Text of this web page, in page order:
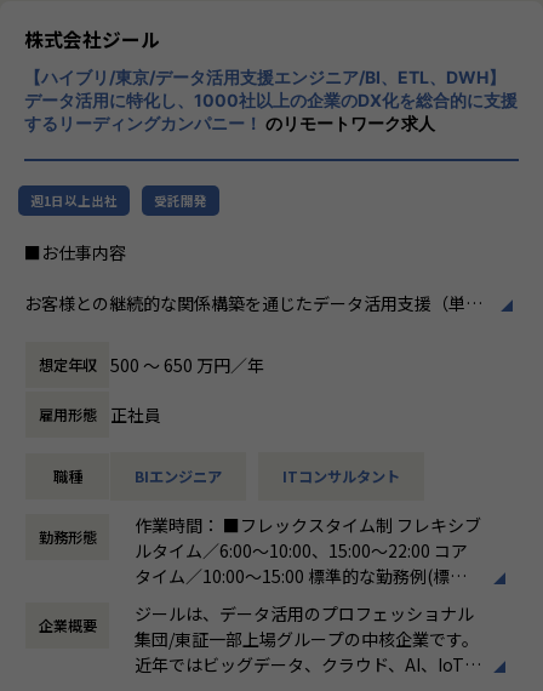
・顧客と「共に事業を創る」経験ができる
-単発案件ではなく、中長期視点で顧客のビジネス成長に
関与できます。
・大手企業の意思決定層と直接対峙できる
・裁量の大きいアカウント経営に近い役割
で関われます。
-データ領域の専門開発は不要。PM・ビジネス視点を活か
・セカンドキャリアとしてのフィット
-ラインマネジメント経験を活かしつつ、再び顧客最前線で
価値発揮が可能です。
■組織紹介（アカウントマネジメント室について）
ライズ企業）に対して、中長期的なビジネス価値創出を担う
単なるプロジェクト遂行に留まらず、顧客の経営・事業課題
に深く入り込み、「共に事業を創るパートナー」として伴走
します。
営業・データエンジニア・コンサルタントと密に連携しなが
ズに応えるため、私たちは「プロフェッショ
ナルサービスの大衆化」をミッションとして
掲げております。高い専門性を持った技術
力、深い経験から得られた多様性のある高度
な分析力をハイクオリティ＆ローコストで提
供することで、企業の競争優位確保に貢献す
ることを私たちは使命としております。
員全員が燃える会社」を目指しています。理
展する企業です。そして、社員全員が燃え続
ます。お客様に対する長期的な貢献を果たす
株式会社ジール
【ハイブリ/東京/データ活用支援エンジニア/BI、ETL、DWH】
データ活用に特化し、1000社以上の企業のDX化を総合的に支援
するリーディングカンパニー！ のリモートワーク求人
週1日以上出社 受託開発
■お仕事内容
お客様との継続的な関係構築を通じたデータ活用支援（単発
具体的な業務内容は以下のとおりです。
●顧客の業務理解を深め、課題に対するデータ活用の提案・
実行
●DOMOを含む、データ統合基盤に関わる各種製品・サービ
画面（ダッシュボードやレポート、帳票など）作成
●PowerPoint等を用いた提案資料の作成とプレゼンテーシ
●ベンダーとのアライアンス活動（資格取得やイベント参加
など）
想定年収 500 〜 650 万円／年
雇用形態 正社員
職種 BIエンジニア ITコンサルタント
勤務形態
作業時間： ■フレックスタイム制 フレキシブ
ルタイム／6:00～10:00、15:00～22:00 コア
タイム／10:00～15:00 標準的な勤務例(標準
労働時間)／9:00～18:00
働き方：フレックス制（コアタイムあり）
時間外労働の有無： 有（月平均19時間）
休憩時間： 60分
企業概要
ジールは、データ活用のプロフェッショナル
集団/東証一部上場グループの中核企業です。
近年ではビッグデータ、クラウド、AI、IoTを